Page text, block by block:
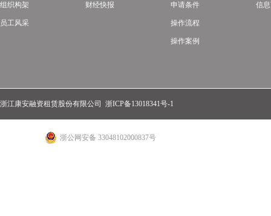
组织构架
员工风采
财经快报 申请条件
操作流程
操作案例
信
浙江康安融资租赁股份有限公司 浙ICP备13018341号-1
浙公网安备 33048102000837号